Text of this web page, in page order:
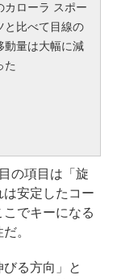
カローラ スポー
と比べて目線の
動量は大幅に減
た
の項目は「旋
安定したコー
でキーになる
。
る方向」と